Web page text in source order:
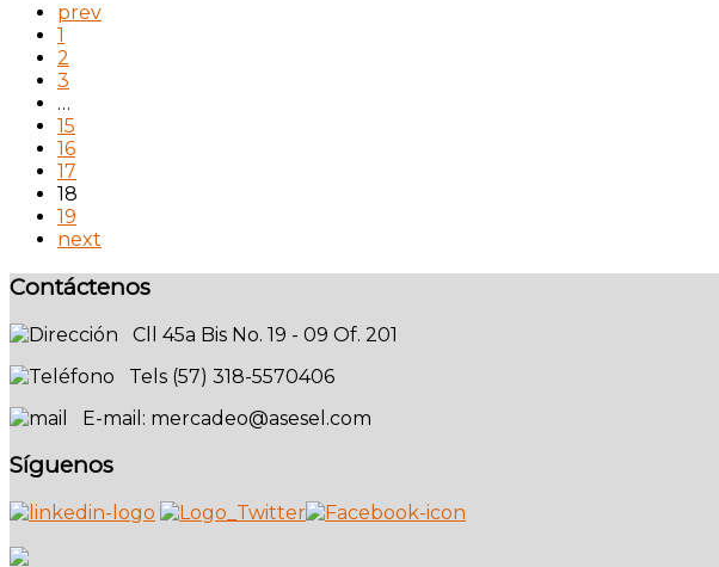
prev
1
2
3
…
15
16
17
18
19
next
Contáctenos
Cll 45a Bis No. 19 - 09 Of. 201
Tels (57) 318-5570406
E-mail: mercadeo@asesel.com
Síguenos